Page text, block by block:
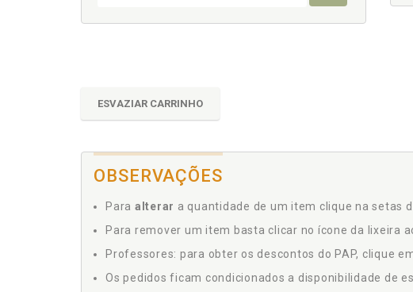
ESVAZIAR CARRINHO
OBSERVAÇÕES
Para alterar a quantidade de um item clique na setas
Para remover um item basta clicar no ícone da lixeira
Professores: para obter os descontos do PAP, clique
Os pedidos ficam condicionados a disponibilidade de